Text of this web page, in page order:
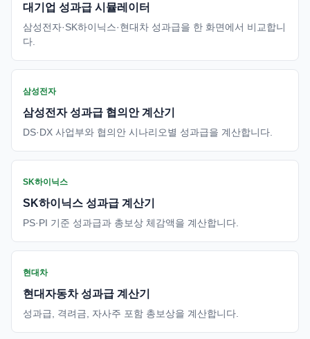
대기업 성과급 시뮬레이터
삼성전자·SK하이닉스·현대차 성과급을 한 화면에서 비교합니
다.
삼성전자
삼성전자 성과급 협의안 계산기
DS·DX 사업부와 협의안 시나리오별 성과급을 계산합니다.
SK하이닉스
SK하이닉스 성과급 계산기
PS·PI 기준 성과급과 총보상 체감액을 계산합니다.
현대차
현대자동차 성과급 계산기
성과급, 격려금, 자사주 포함 총보상을 계산합니다.